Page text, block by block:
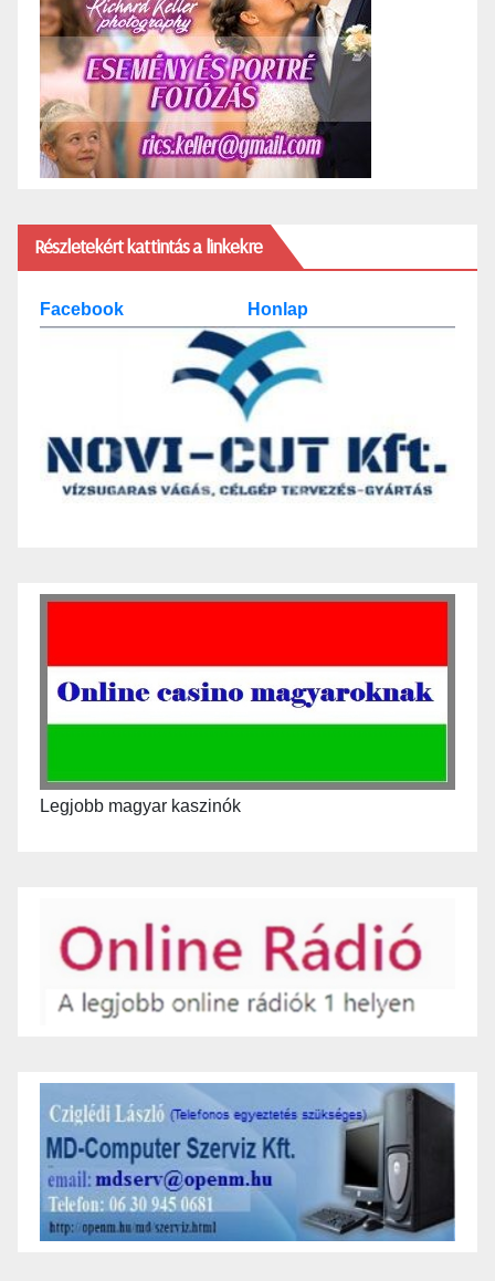
Részletekért kattintás a linkekre
Facebook Honlap
Legjobb magyar kaszinók